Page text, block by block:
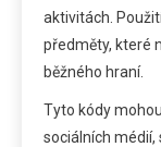
aktivitách.
předměty, které
běžného hraní.
Tyto kódy
sociálních médií,